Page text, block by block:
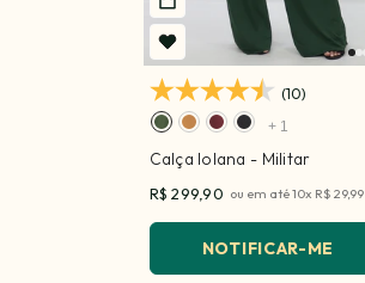
(10)
+ 1
Calça Iolana - Militar
R$ 299,90 ou em até10x R$ 29,99
NOTIFICAR-ME